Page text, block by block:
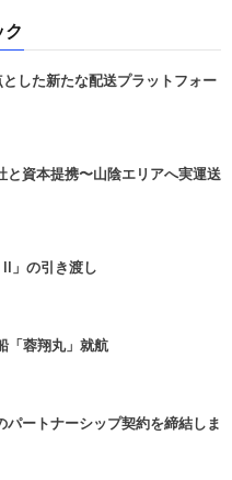
ク
した新たな配送プラットフォー
資本提携〜山陰エリアへ実運送
」の引き渡し
「蓉翔丸」就航
ートナーシップ契約を締結しま